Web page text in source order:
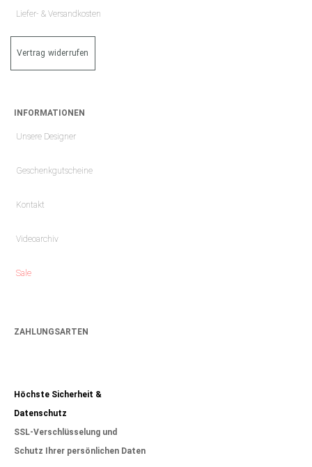
Liefer- & Versandkosten
Vertrag widerrufen
INFORMATIONEN
Unsere Designer
Geschenkgutscheine
Kontakt
Videoarchiv
Sale
ZAHLUNGSARTEN
Höchste Sicherheit &
Datenschutz
SSL-Verschlüsselung und
Schutz Ihrer persönlichen Daten